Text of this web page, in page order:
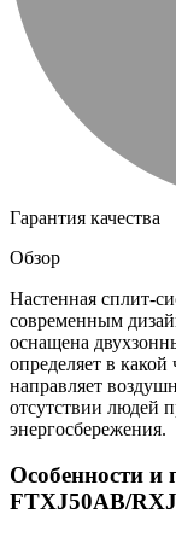
Гарантия качества
Обзор
Настенная сплит-
современным
оснащена
определяет в
направляет
отсутствии людей
энергосбережения.
Особенности и
FTXJ50AB/